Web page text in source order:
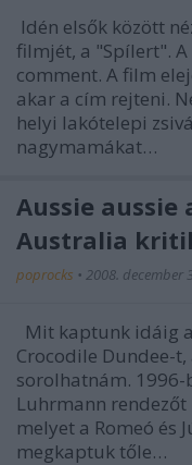
Idén elsők között
filmjét, a "Spílert".
comment. A film
akar a cím rejteni.
helyi lakótelepi
nagymamákat…
Aussie aussie
Australia
poprocks • 2008. december
Mit kaptunk idáig
Crocodile Dundee-
sorolhatnám.
Luhrmann rendezőt
melyet a Romeó és
megkaptuk tőle…